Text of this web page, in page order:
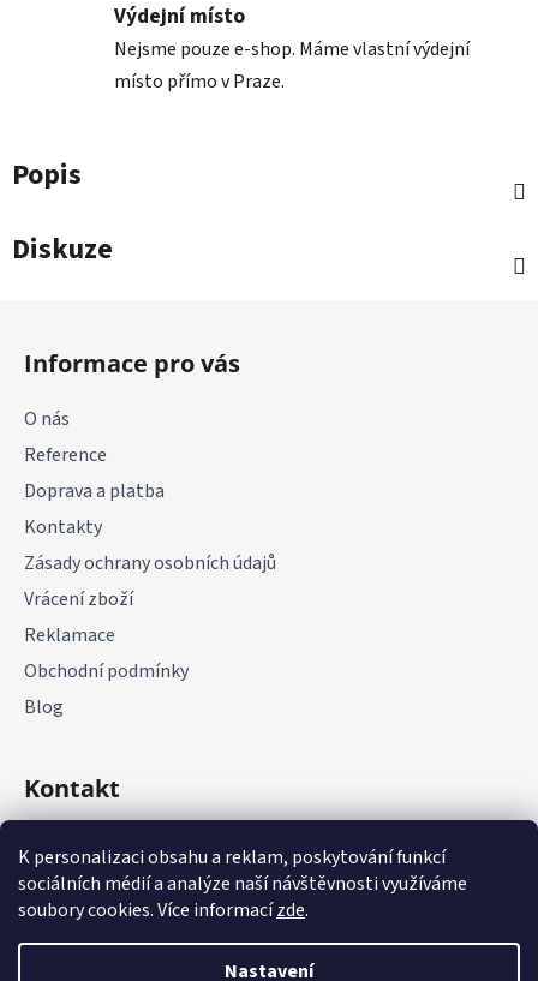
K personalizaci obsahu a reklam, poskytování funkcí
sociálních médií a analýze naší návštěvnosti využíváme
soubory cookies. Více informacízde.
Nastavení
Výdejní místo
Nejsme pouze e-shop. Máme vlastní výdejní
místo přímo v Praze.
Popis
Diskuze
Informace pro vás
O nás
Reference
Doprava a platba
Kontakty
Zásady ochrany osobních údajů
Vrácení zboží
Reklamace
Obchodní podmínky
Blog
Kontakt
+420 775 177 085